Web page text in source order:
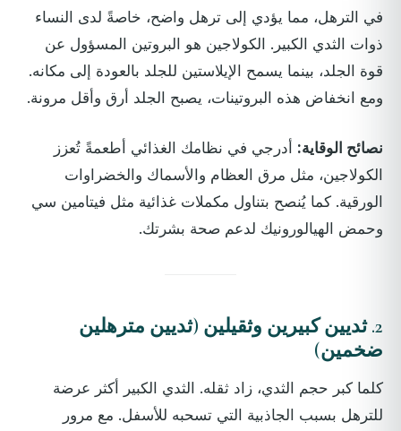
في الترهل، مما يؤدي إلى ترهل واضح، خاصةً لدى النساء
ذوات الثدي الكبير. الكولاجين هو البروتين المسؤول عن
قوة الجلد، بينما يسمح الإيلاستين للجلد بالعودة إلى مكانه.
ومع انخفاض هذه البروتينات، يصبح الجلد أرق وأقل مرونة.
نصائح الوقاية: أدرجي في نظامك الغذائي أطعمةً تُعزز
الكولاجين، مثل مرق العظام والأسماك والخضراوات
الورقية. كما يُنصح بتناول مكملات غذائية مثل فيتامين سي
وحمض الهيالورونيك لدعم صحة بشرتك.
2. ثديين كبيرين وثقيلين (ثديين مترهلين
ضخمين)
كلما كبر حجم الثدي، زاد ثقله. الثدي الكبير أكثر عرضة
للترهل بسبب الجاذبية التي تسحبه للأسفل. مع مرور